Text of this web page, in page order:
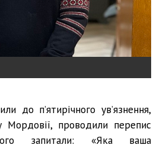
до п’ятирічного ув’язнення,
Мордовії, проводили перепис
запитали: «Яка ваша